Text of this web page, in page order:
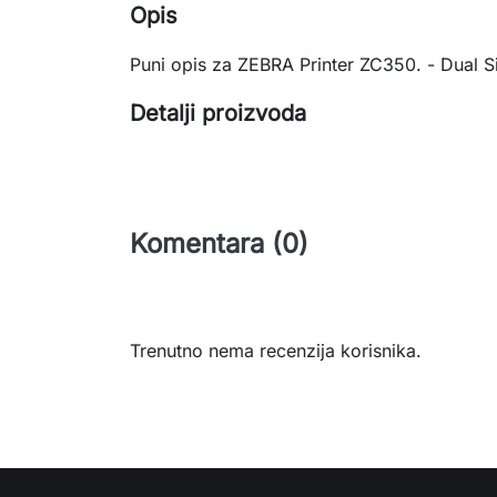
Opis
Puni opis za ZEBRA Printer ZC350. - Dual
Detalji proizvoda
Komentara (0)
Trenutno nema recenzija korisnika.